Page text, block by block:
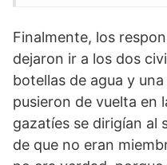
Finalmente, los
dejaron ir a los dos
botellas de agua y
pusieron de vuelta en
gazatíes se dirigían al
de que no eran